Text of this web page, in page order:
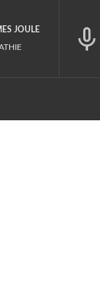
JOULE